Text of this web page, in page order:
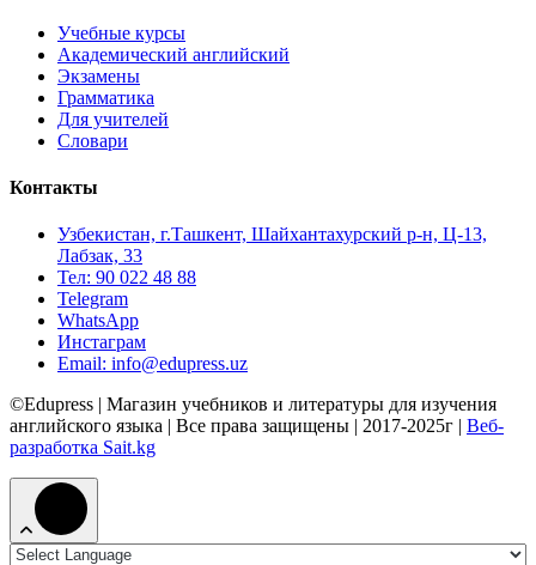
Учебные курсы
Академический английский
Экзамены
Грамматика
Для учителей
Словари
Контакты
Узбекистан, г.Ташкент, Шайхантахурский р-н, Ц-13,
Лабзак, 33
Тел: 90 022 48 88
Telegram
WhatsApp
Инстаграм
Email: info@edupress.uz
©Edupress | Магазин учебников и литературы для изучения
английского языка | Все права защищены | 2017-2025г | Веб-
разработка Sait.kg